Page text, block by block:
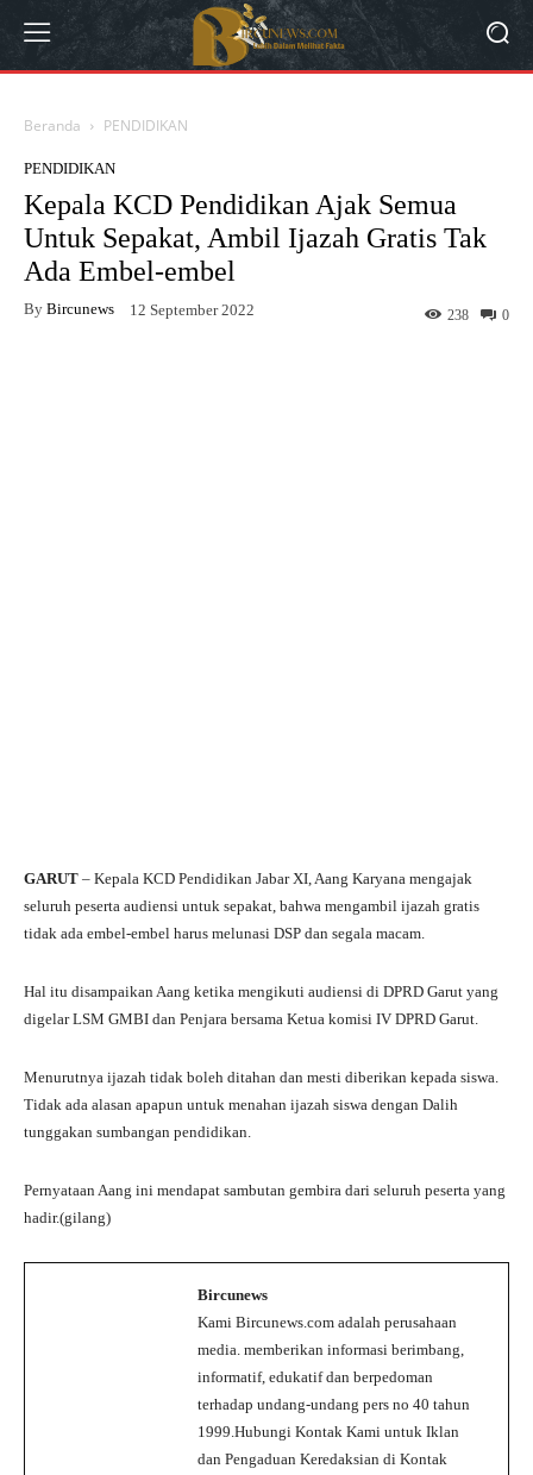
Beranda PENDIDIKAN
PENDIDIKAN
Kepala KCD Pendidikan Ajak Semua
Untuk Sepakat, Ambil Ijazah Gratis Tak
Ada Embel-embel
By Bircunews 12 September 2022 0
238
GARUT – Kepala KCD Pendidikan Jabar XI, Aang Karyana mengajak
seluruh peserta audiensi untuk sepakat, bahwa mengambil ijazah gratis
tidak ada embel-embel harus melunasi DSP dan segala macam.
Hal itu disampaikan Aang ketika mengikuti audiensi di DPRD Garut yang
digelar LSM GMBI dan Penjara bersama Ketua komisi IV DPRD Garut.
Menurutnya ijazah tidak boleh ditahan dan mesti diberikan kepada siswa.
Tidak ada alasan apapun untuk menahan ijazah siswa dengan Dalih
tunggakan sumbangan pendidikan.
Pernyataan Aang ini mendapat sambutan gembira dari seluruh peserta yang
hadir.(gilang)
Bircunews
Kami Bircunews.com adalah perusahaan
media. memberikan informasi berimbang,
informatif, edukatif dan berpedoman
terhadap undang-undang pers no 40 tahun
1999.Hubungi Kontak Kami untuk Iklan
dan Pengaduan Keredaksian di Kontak